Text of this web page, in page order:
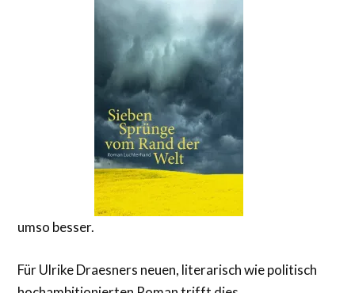
umso besser.
Für Ulrike Draesners neuen, literarisch wie politisch